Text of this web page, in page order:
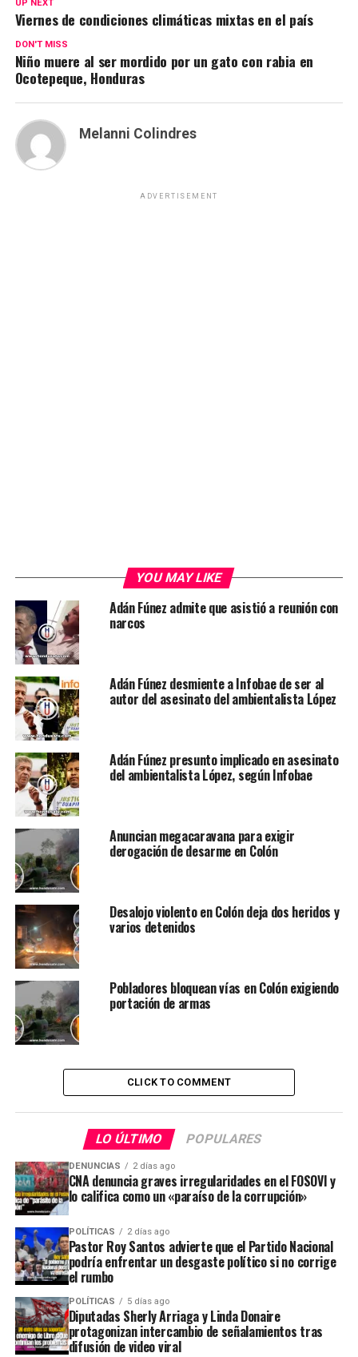
UP NEXT
Viernes de condiciones climáticas mixtas en el país
DON'T MISS
Niño muere al ser mordido por un gato con rabia en
Ocotepeque, Honduras
Melanni Colindres
ADVERTISEMENT
YOU MAY LIKE
Adán Fúnez admite que asistió a reunión con
narcos
Adán Fúnez desmiente a Infobae de ser al
autor del asesinato del ambientalista López
Adán Fúnez presunto implicado en asesinato
del ambientalista López, según Infobae
Anuncian megacaravana para exigir
derogación de desarme en Colón
Desalojo violento en Colón deja dos heridos y
varios detenidos
Pobladores bloquean vías en Colón exigiendo
portación de armas
CLICK TO COMMENT
LO ÚLTIMO POPULARES
DENUNCIAS 2 días ago
CNA denuncia graves irregularidades en el FOSOVI y
lo califica como un «paraíso de la corrupción»
POLÍTICAS 2 días ago
Pastor Roy Santos advierte que el Partido Nacional
podría enfrentar un desgaste político si no corrige
el rumbo
POLÍTICAS 5 días ago
Diputadas Sherly Arriaga y Linda Donaire
protagonizan intercambio de señalamientos tras
difusión de video viral